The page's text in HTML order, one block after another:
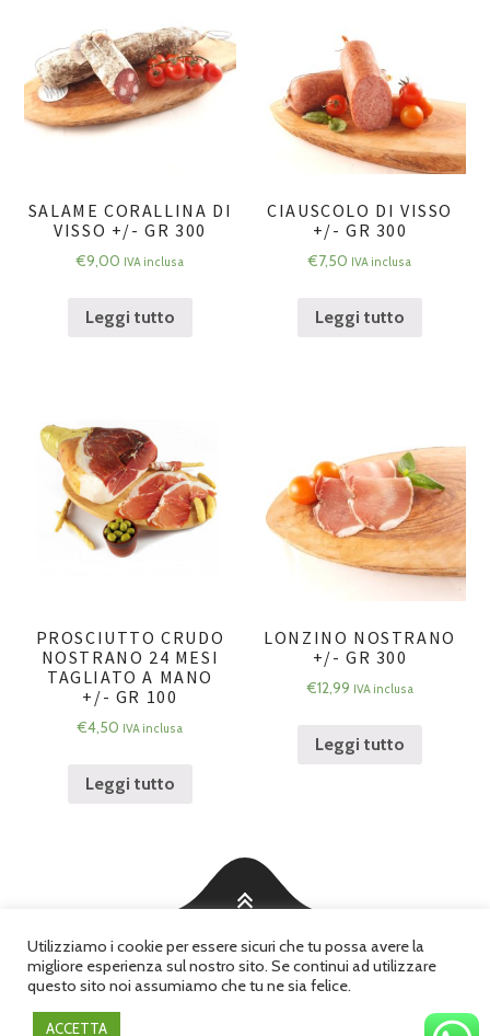
SALAME CORALLINA DI
VISSO +/- GR 300
€9,00 IVA inclusa
Leggi tutto
CIAUSCOLO DI VISSO
+/- GR 300
€7,50 IVA inclusa
Leggi tutto
PROSCIUTTO CRUDO
NOSTRANO 24 MESI
TAGLIATO A MANO
+/- GR 100
€4,50 IVA inclusa
Leggi tutto
LONZINO NOSTRANO
+/- GR 300
€12,99 IVA inclusa
Leggi tutto
©2026 Bontà delle Marche - Ristorante e Gastronomia in Ancona
|Partita IVA: 01457930426
Privacy Policy
Utilizziamo i cookie per essere sicuri che tu possa avere la
migliore esperienza sul nostro sito. Se continui ad utilizzare
questo sito noi assumiamo che tu ne sia felice.
ACCETTA